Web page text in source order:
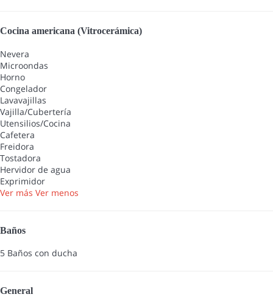
Cocina americana (Vitrocerámica)
Nevera
Microondas
Horno
Congelador
Lavavajillas
Vajilla/Cubertería
Utensilios/Cocina
Cafetera
Freidora
Tostadora
Hervidor de agua
Exprimidor
Ver más Ver menos
Baños
5 Baños con ducha
General